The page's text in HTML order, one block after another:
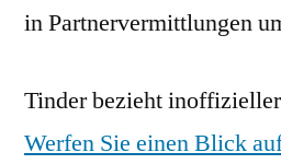
in Partnervermittlungen
Tinder bezieht inoffizieller
Werfen Sie einen Blick